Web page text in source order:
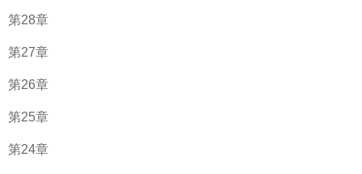
第28章
第27章
第26章
第25章
第24章